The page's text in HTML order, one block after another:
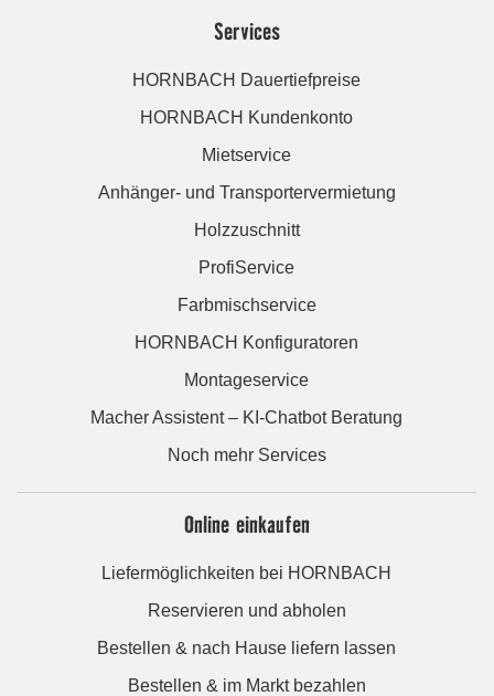
Services
HORNBACH Dauertiefpreise
HORNBACH Kundenkonto
Mietservice
Anhänger- und Transportervermietung
Holzzuschnitt
ProfiService
Farbmischservice
HORNBACH Konfiguratoren
Montageservice
Macher Assistent – KI-Chatbot Beratung
Noch mehr Services
Online einkaufen
Liefermöglichkeiten bei HORNBACH
Reservieren und abholen
Bestellen & nach Hause liefern lassen
Bestellen & im Markt bezahlen